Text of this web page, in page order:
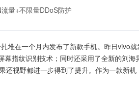
量+不限量DDoS防护
堆在一个月内发布了新款手机。昨日vivo
指纹识别技术；同时还采用了全新的刘海
视野都进一步得到了提升。作为一款新机